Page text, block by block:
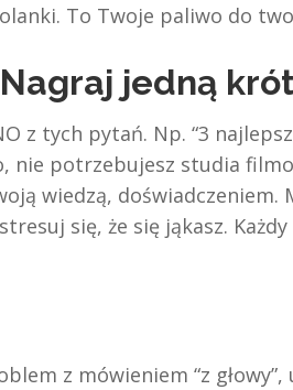
To Twoje paliwo do
Nagraj jedną
z tych pytań. Np. “3
nie potrzebujesz studia
wiedzą,
się, że się jąkasz.
z mówieniem “z